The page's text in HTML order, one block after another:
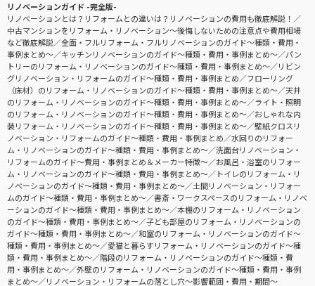
リノベーションガイド -完全版-
リノベーションとは？リフォームとの違いは？リノベーションの費用も徹底解説！
中古マンションをリフォーム・リノベーション〜後悔しないための注意点や費用相場
など徹底解説
全面・フルリフォーム・フルリノベーションのガイド〜種類・費用・
事例まとめ〜
キッチンリノベーションのガイド〜種類・費用・事例まとめ〜
パン
トリーのリフォーム・リノベーションのガイド〜種類・費用・事例まとめ〜
リビン
グリノベーション・リフォームのガイド〜種類・費用・事例まとめ
フローリング
（床材）のリフォーム・リノベーションのガイド〜種類・費用・事例まとめ〜
天井
のリフォーム・リノベーションのガイド〜種類・費用・事例まとめ〜
ライト・照明
のリフォーム・リノベーションのガイド〜種類・費用・事例まとめ〜
おしゃれな内
装リフォーム・リノベーションのガイド〜種類・費用・事例まとめ〜
壁紙クロスリ
ノベーション・リフォームのガイド〜種類・費用・事例まとめ
水回りのリフォー
ム・リノベーションのガイド〜種類・費用・事例まとめ〜
洗面台リノベーション・
リフォームのガイド〜費用・事例まとめ＆メーカー特徴〜
お風呂・浴室のリフォー
ム・リノベーションのガイド〜種類・費用・事例まとめ〜
トイレのリフォーム・リ
ノベーションのガイド〜種類・費用・事例まとめ〜
土間リノベーション・リフォー
ムのガイド〜種類・費用・事例まとめ〜
書斎・ワークスペースのリフォーム・リノベ
ーションのガイド〜種類・費用・事例まとめ〜
本棚のリフォーム・リノベーション
のガイド〜種類・費用・事例まとめ〜
子ども部屋のリフォーム・リノベーションの
ガイド〜種類・費用・事例まとめ〜
和室のリフォーム・リノベーションのガイド〜
種類・費用・事例まとめ〜
愛猫と暮らすリフォーム・リノベーションのガイド〜種
類・費用・事例まとめ〜
階段のリフォーム・リノベーションのガイド〜種類・費
用・事例まとめ〜
外壁のリフォーム・リノベーションのガイド〜種類・費用・事例
まとめ〜
リノベーション・リフォームの落とし穴～影響範囲・費用・期間～